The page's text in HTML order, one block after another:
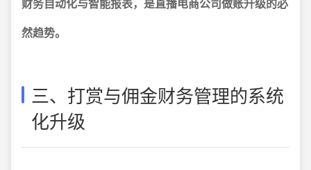
然趋势。
三、打赏与佣金财务管理的系统
化升级